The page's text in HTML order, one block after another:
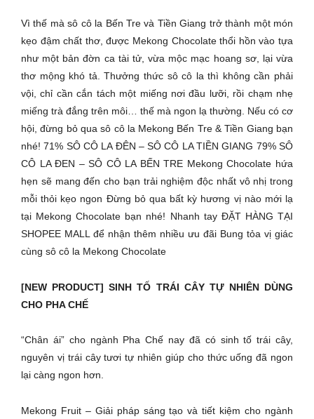
Vì thế mà sô cô la Bến Tre và Tiền Giang trở thành một món
kẹo đậm chất thơ, được Mekong Chocolate thổi hồn vào tựa
như một bản đờn ca tài tử, vừa mộc mạc hoang sơ, lại vừa
thơ mộng khó tả. Thưởng thức sô cô la thì không cần phải
vội, chỉ cần cắn tách một miếng nơi đầu lưỡi, rồi chạm nhẹ
miếng trà đắng trên môi… thế mà ngon lạ thường. Nếu có cơ
hội, đừng bỏ qua sô cô la Mekong Bến Tre & Tiền Giang bạn
nhé! 71% SÔ CÔ LA ĐÊN – SÔ CÔ LA TIỀN GIANG 79% SÔ
CÔ LA ĐEN – SÔ CÔ LA BẾN TRE Mekong Chocolate hứa
hẹn sẽ mang đến cho bạn trải nghiệm độc nhất vô nhị trong
mỗi thỏi kẹo ngon Đừng bỏ qua bất kỳ hương vị nào mới lạ
tại Mekong Chocolate bạn nhé! Nhanh tay ĐẶT HÀNG TẠI
SHOPEE MALL để nhận thêm nhiều ưu đãi Bung tỏa vị giác
cùng sô cô la Mekong Chocolate
[NEW PRODUCT] SINH TỐ TRÁI CÂY TỰ NHIÊN DÙNG
CHO PHA CHẾ
“Chân ái” cho ngành Pha Chế nay đã có sinh tố trái cây,
nguyên vị trái cây tươi tự nhiên giúp cho thức uống đã ngon
lại càng ngon hơn.
Mekong Fruit – Giải pháp sáng tạo và tiết kiệm cho ngành